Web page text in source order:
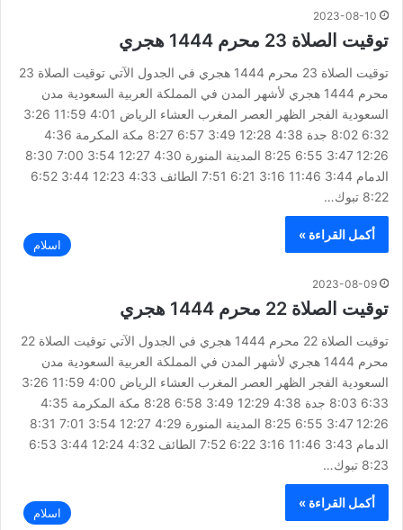
2023-08-10
توقيت الصلاة 23 محرم 1444 هجري
توقيت الصلاة 23 محرم 1444 هجري في الجدول الآتي توقيت الصلاة 23
محرم 1444 هجري لأشهر المدن في المملكة العربية السعودية مدن
السعودية الفجر الظهر العصر المغرب العشاء الرياض 4:01 11:59 3:26
6:32 8:02 جدة 4:38 12:28 3:49 6:57 8:27 مكة المكرمة 4:36
12:26 3:47 6:55 8:25 المدينة المنورة 4:30 12:27 3:54 7:00 8:30
الدمام 3:44 11:46 3:16 6:21 7:51 الطائف 4:33 12:23 3:44 6:52
8:22 تبوك…
أكمل القراءة »
اسلام
2023-08-09
توقيت الصلاة 22 محرم 1444 هجري
توقيت الصلاة 22 محرم 1444 هجري في الجدول الآتي توقيت الصلاة 22
محرم 1444 هجري لأشهر المدن في المملكة العربية السعودية مدن
السعودية الفجر الظهر العصر المغرب العشاء الرياض 4:00 11:59 3:26
6:33 8:03 جدة 4:38 12:29 3:49 6:58 8:28 مكة المكرمة 4:35
12:26 3:47 6:55 8:25 المدينة المنورة 4:29 12:27 3:54 7:01 8:31
الدمام 3:43 11:46 3:16 6:22 7:52 الطائف 4:32 12:24 3:44 6:53
8:23 تبوك…
أكمل القراءة »
اسلام